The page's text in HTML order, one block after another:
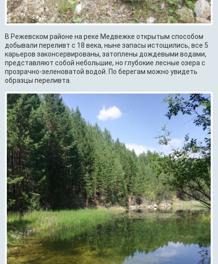
В Режевском районе на реке Медвежке открытым способом
добывали переливт с 18 века, ныне запасы истощились, все 5
карьеров законсервированы, затоплены дождевыми водами,
представляют собой небольшие, но глубокие лесные озера с
прозрачно-зеленоватой водой. По берегам можно увидеть
образцы переливта.